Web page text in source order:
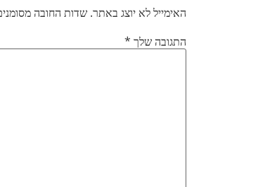
האימייל לא יוצג באתר. שדות החובה
התגובה שלך *